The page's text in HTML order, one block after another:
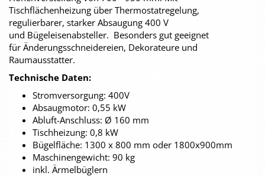
Tischflächenheizung über Thermostatregelung,
regulierbarer, starker Absaugung 400 V
und Bügeleisenabsteller. Besonders gut geeignet
für Änderungsschneidereien, Dekorateure und
Raumausstatter.
Technische Daten:
Stromversorgung: 400V
Absaugmotor: 0,55 kW
Abluft-Anschluss: Ø 160 mm
Tischheizung: 0,8 kW
Bügelfläche: 1300 x 800 mm oder 1800x900mm
Maschinengewicht: 90 kg
inkl. Ärmelbüglern